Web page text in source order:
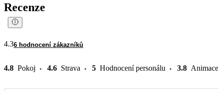
Recenze
4.36 hodnocení zákazníků
4.8 Pokoj 4.6 Strava 5 Hodnocení personálu 3.8 Animace